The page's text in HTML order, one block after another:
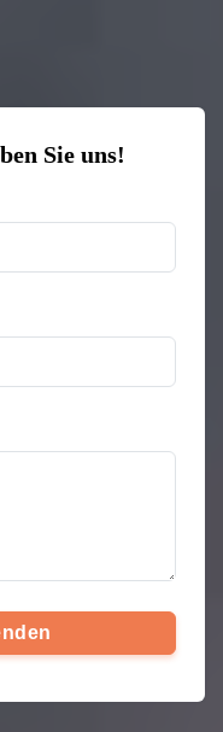
Sie uns!